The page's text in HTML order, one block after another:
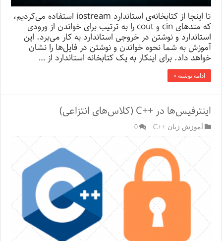
تا اینجا از کتابخانه‌ی استاندارد iostream استفاده می‌کردیم،
که متدهای cin و cout را به ترتیب برای خواندن از ورودی
استاندارد و نوشتن در خروجی استاندارد به کار می‌برد. این
آموزش به شما نحوه خواندن و نوشتن در فایل‌ها را نشان
خواهد داد. برای اینکار به یک کتابخانه استاندارد از …
ادامه نوشته »
اینترفیس‌ها در ++C (کلاس‌های انتزاعی)
آموزش زبان ++C 0